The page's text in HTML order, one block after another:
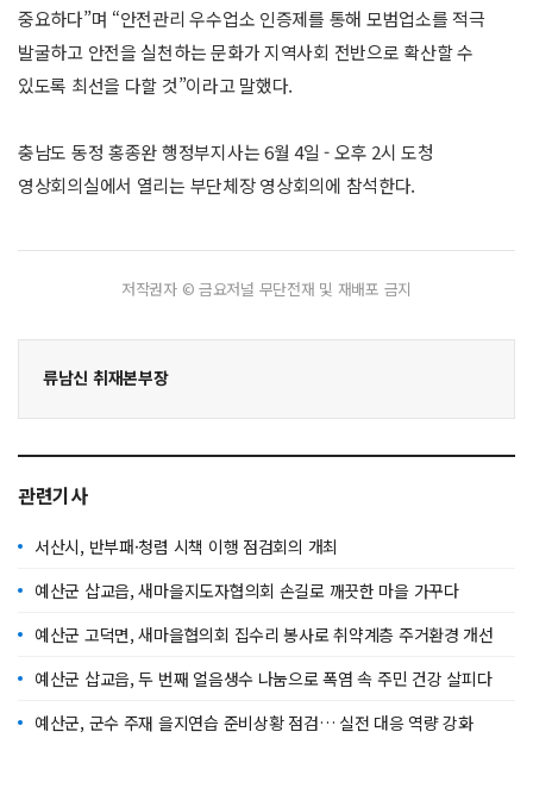
중요하다”며 “안전관리 우수업소 인증제를 통해 모범업소를 적극
발굴하고 안전을 실천하는 문화가 지역사회 전반으로 확산할 수
있도록 최선을 다할 것”이라고 말했다.
충남도 동정 홍종완 행정부지사는 6월 4일 - 오후 2시 도청
영상회의실에서 열리는 부단체장 영상회의에 참석한다.
저작권자 © 금요저널 무단전재 및 재배포 금지
류남신 취재본부장
관련기사
서산시, 반부패·청렴 시책 이행 점검회의 개최
예산군 삽교읍, 새마을지도자협의회 손길로 깨끗한 마을 가꾸다
예산군 고덕면, 새마을협의회 집수리 봉사로 취약계층 주거환경 개선
예산군 삽교읍, 두 번째 얼음생수 나눔으로 폭염 속 주민 건강 살피다
예산군, 군수 주재 을지연습 준비상황 점검… 실전 대응 역량 강화